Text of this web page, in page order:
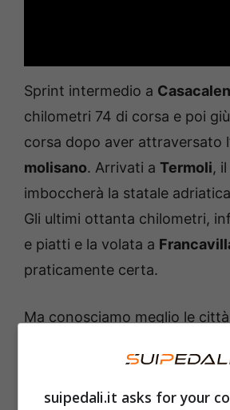
Sprint intermedio a
chilometri 74 di corsa e poi
corsa dopo aver attraversato
molisano. Arrivati a Termoli,
imboccherà la statale
Gli ultimi ottanta chilometri,
e piatti e la volata a
praticamente certa.
Ma conosciamo meglio le
comune della provincia di
appartenuto prima alla
suipedali.it asks for your